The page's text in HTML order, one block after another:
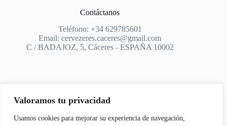
Valoramos tu privacidad
Usamos cookies para mejorar su experiencia de navegación,
Contáctanos
Teléfono: +34 629785601
Email: cervezeres.caceres@gmail.com
C / BADAJOZ, 5, Cáceres - ESPAÑA 10002
Apoyo